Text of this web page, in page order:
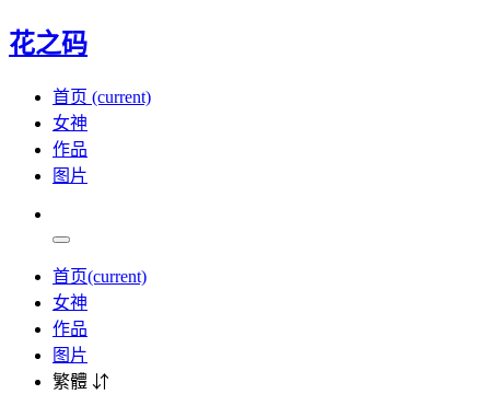
花之码
首页 (current)
女神
作品
图片
首页(current)
女神
作品
图片
繁體 ⇵